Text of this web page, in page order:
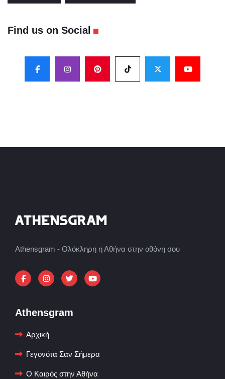
Find us on Social
Athensgram - Ολόκληρη η Αθήνα στην οθόνη σου
Athensgram
Αρχική
Γεγονότα Σαν Σήμερα
Ο Καιρός στην Αθήνα